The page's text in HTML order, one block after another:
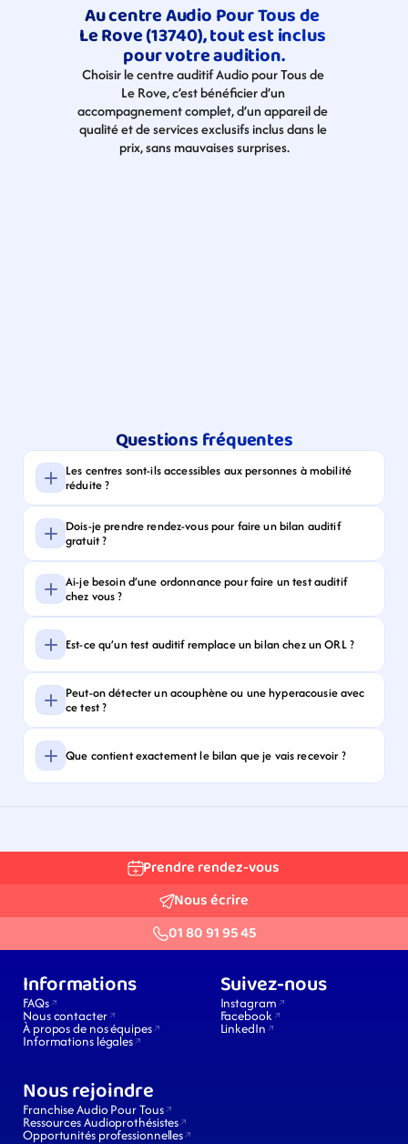
Au centre Audio Pour Tous de
Le Rove (13740), tout est inclus
pour votre audition.
Choisir le centre auditif Audio pour Tous de
Le Rove, c’est bénéficier d’un
accompagnement complet, d’un appareil de
qualité et de services exclusifs inclus dans le
prix, sans mauvaises surprises.
Questions fréquentes
Les centres sont-ils accessibles aux personnes à mobilité
réduite ?
Dois-je prendre rendez-vous pour faire un bilan auditif
gratuit ?
Ai-je besoin d’une ordonnance pour faire un test auditif
chez vous ?
Est-ce qu’un test auditif remplace un bilan chez un ORL ?
Peut-on détecter un acouphène ou une hyperacousie avec
ce test ?
Que contient exactement le bilan que je vais recevoir ?
Prendre rendez-vous
Nous écrire
01 80 91 95 45
Informations
FAQs
Nous contacter
À propos de nos équipes
Informations légales
Suivez-nous
Instagram
Facebook
LinkedIn
Nous rejoindre
Franchise Audio Pour Tous
Ressources Audioprothésistes
Opportunités professionnelles